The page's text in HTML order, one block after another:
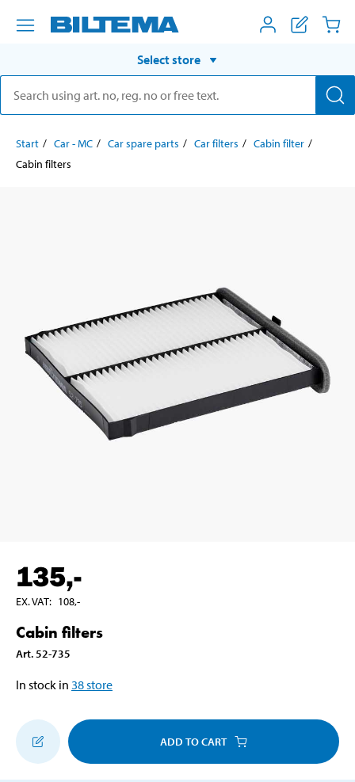
Select store
Start Car - MC Car spare parts Car filters
Cabin filter
Cabin filters
135,-
EX. VAT: 108,-
Cabin filters
Art. 52-735
In stock in 38store
ADD TO CART